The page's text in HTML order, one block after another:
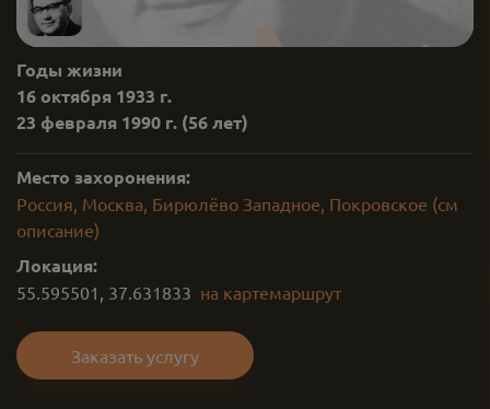
Годы жизни
16 октября 1933 г.
23 февраля 1990 г. (56 лет)
Место захоронения:
Россия, Москва, Бирюлёво Западное, Покровское (см
описание)
Локация:
55.595501 , 37.631833 на картемаршрут
Заказать услугу